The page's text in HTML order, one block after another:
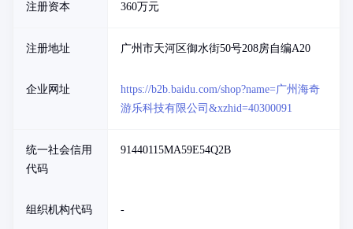
注册资本 360万元
注册地址 广州市天河区御水街50号208房自编A20
企业网址
https://b2b.baidu.com/shop?name=广州海奇
游乐科技有限公司&xzhid=40300091
统一社会信用
代码
91440115MA59E54Q2B
组织机构代码 -